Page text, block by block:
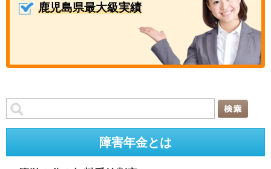
鹿児島県最大級実績
障害年金とは